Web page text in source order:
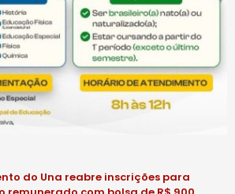
do Una reabre inscrições para